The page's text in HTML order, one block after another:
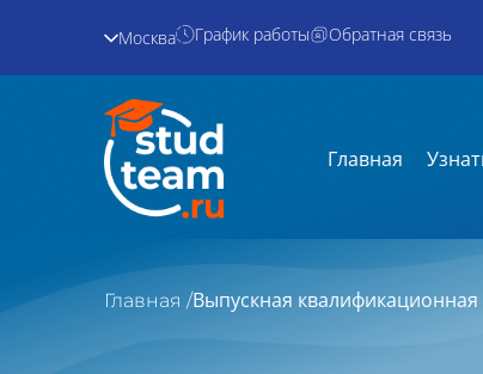
Москва График работы Обратная связь
Главная
Главная /Выпускная